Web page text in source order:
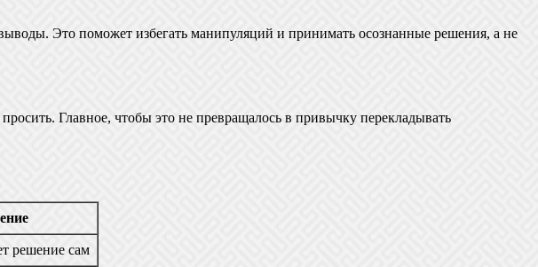
Это поможет избегать манипуляций и принимать осознанные решения, а не
Главное, чтобы это не превращалось в привычку перекладывать
решение сам